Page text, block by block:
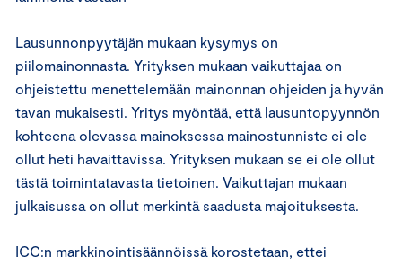
Lausunnonpyytäjän mukaan kysymys on
piilomainonnasta. Yrityksen mukaan vaikuttajaa on
ohjeistettu menettelemään mainonnan ohjeiden ja hyvän
tavan mukaisesti. Yritys myöntää, että lausuntopyynnön
kohteena olevassa mainoksessa mainostunniste ei ole
ollut heti havaittavissa. Yrityksen mukaan se ei ole ollut
tästä toimintatavasta tietoinen. Vaikuttajan mukaan
julkaisussa on ollut merkintä saadusta majoituksesta.
ICC:n markkinointisäännöissä korostetaan, ettei